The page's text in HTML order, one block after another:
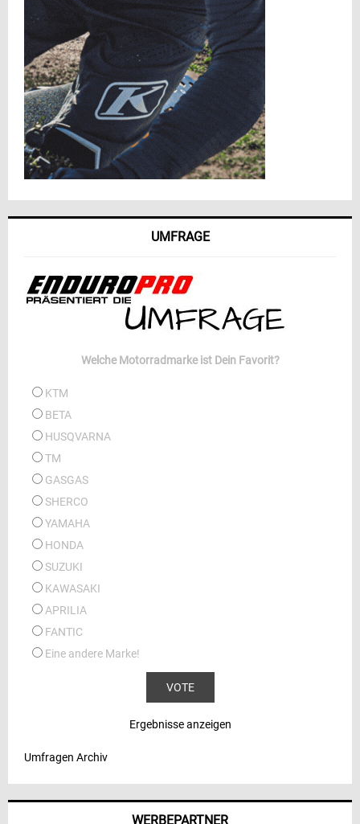
UMFRAGE
Welche Motorradmarke ist Dein Favorit?
KTM
BETA
HUSQVARNA
TM
GASGAS
SHERCO
YAMAHA
HONDA
SUZUKI
KAWASAKI
APRILIA
FANTIC
Eine andere Marke!
Ergebnisse anzeigen
Umfragen Archiv
WERBEPARTNER